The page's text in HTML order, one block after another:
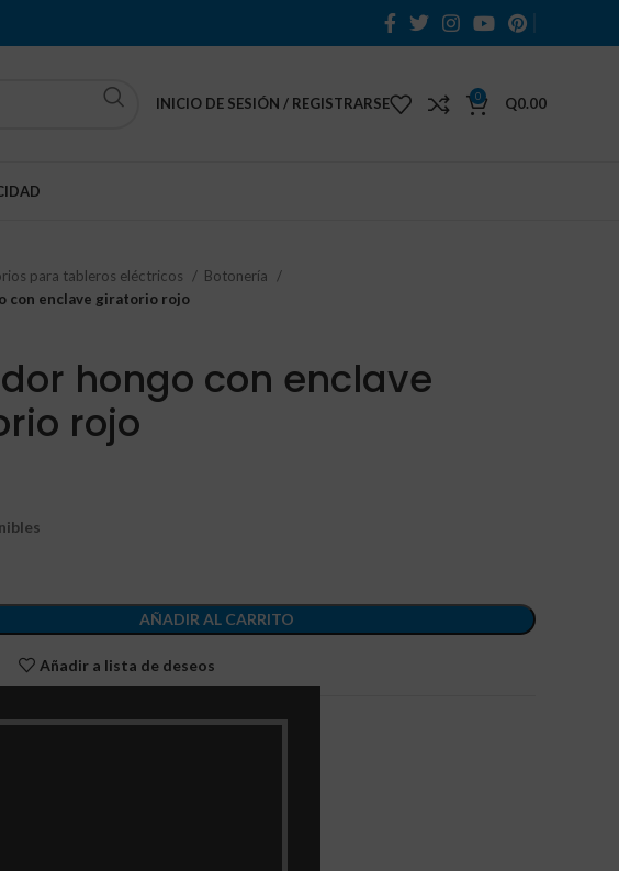
INICIO DE SESIÓN / REGISTRARSE 0 Q0.00
para tableros eléctricos
Botonería
con enclave giratorio rojo
hongo con enclave
rojo
AÑADIR AL CARRITO
Añadir a lista de deseos